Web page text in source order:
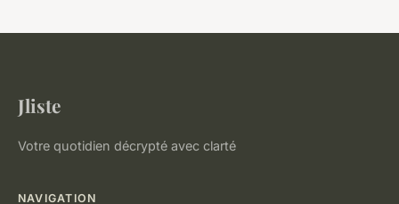
Jliste
Votre quotidien décrypté avec clarté
NAVIGATION